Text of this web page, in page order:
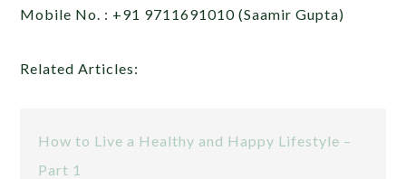
Mobile No. : +91 9711691010 (Saamir Gupta)
Related Articles:
How to Live a Healthy and Happy Lifestyle –
Part 1